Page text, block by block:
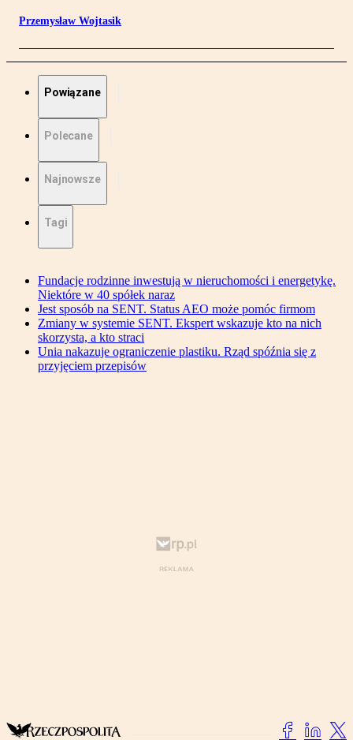
Przemysław Wojtasik
Powiązane
Polecane
Najnowsze
Tagi
Fundacje rodzinne inwestują w nieruchomości i energetykę.
Niektóre w 40 spółek naraz
Jest sposób na SENT. Status AEO może pomóc firmom
Zmiany w systemie SENT. Ekspert wskazuje kto na nich
skorzysta, a kto straci
Unia nakazuje ograniczenie plastiku. Rząd spóźnia się z
przyjęciem przepisów